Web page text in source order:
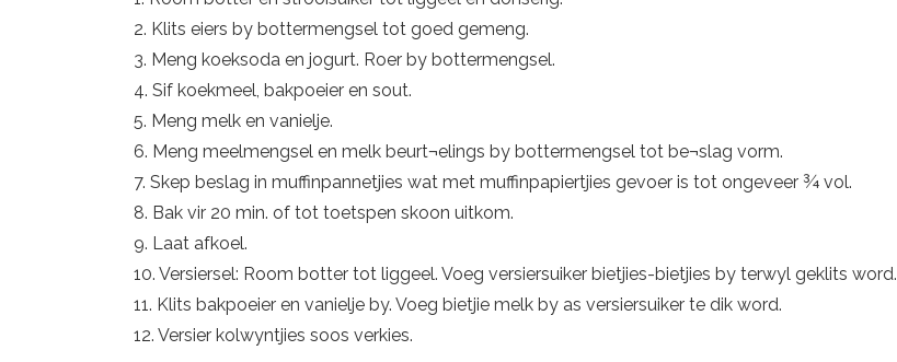
2. Klits eiers by bottermengsel tot goed gemeng.
3. Meng koeksoda en jogurt. Roer by bottermengsel.
4. Sif koekmeel, bakpoeier en sout.
5. Meng melk en vanielje.
6. Meng meelmengsel en melk beurt¬elings by bottermengsel tot be¬slag vorm.
7. Skep beslag in muffinpannetjies wat met muffinpapiertjies gevoer is tot ongeveer ¾ vol.
8. Bak vir 20 min. of tot toetspen skoon uitkom.
9. Laat afkoel.
10. Versiersel: Room botter tot liggeel. Voeg versiersuiker bietjies-bietjies by terwyl geklits word.
11. Klits bakpoeier en vanielje by. Voeg bietjie melk by as versiersuiker te dik word.
12. Versier kolwyntjies soos verkies.